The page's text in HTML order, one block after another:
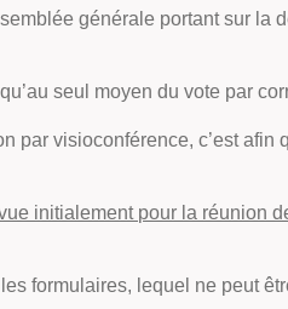
générale portant sur
seul moyen du vote par
par visioconférence, c’est
initialement pour la réunion
formulaires, lequel ne peut